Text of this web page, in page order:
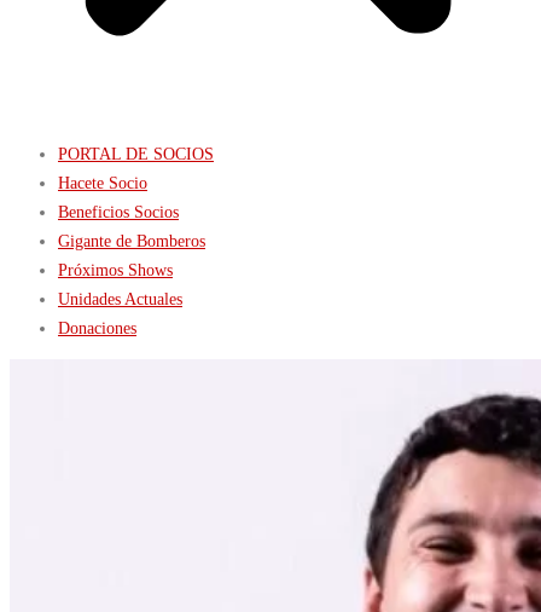
PORTAL DE SOCIOS
Hacete Socio
Beneficios Socios
Gigante de Bomberos
Próximos Shows
Unidades Actuales
Donaciones